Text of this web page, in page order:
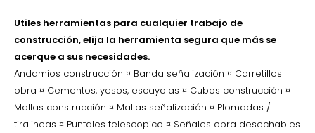
Utiles herramientas para cualquier trabajo de
construcción, elija la herramienta segura que más se
acerque a sus necesidades.
Andamios construcción ¤ Banda señalización ¤ Carretillos
obra ¤ Cementos, yesos, escayolas ¤ Cubos construcción ¤
Mallas construcción ¤ Mallas señalización ¤ Plomadas /
tiralineas ¤ Puntales telescopico ¤ Señales obra desechables